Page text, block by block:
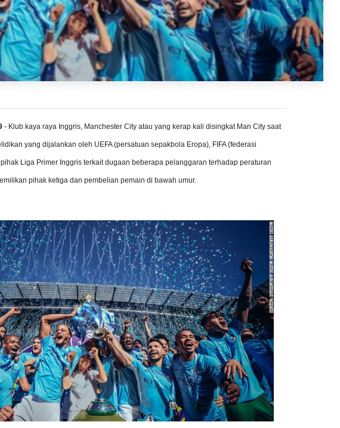
- Klub kaya raya Inggris, Manchester City atau yang kerap kali disingkat Man City saat
yang dijalankan oleh UEFA (persatuan sepakbola Eropa), FIFA (federasi
Liga Primer Inggris terkait dugaan beberapa pelanggaran terhadap peraturan
pihak ketiga dan pembelian pemain di bawah umur.